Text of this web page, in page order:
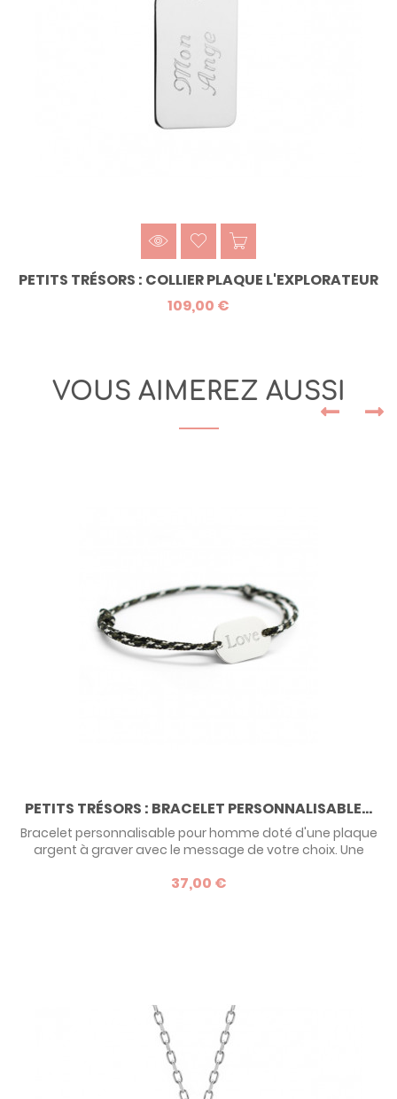
PETITS TRÉSORS : COLLIER PLAQUE L'EXPLORATEUR
109,00 €
VOUS AIMEREZ AUSSI
PETITS TRÉSORS : BRACELET PERSONNALISABLE...
Bracelet personnalisable pour homme doté d'une plaque
argent à graver avec le message de votre choix. Une
masculine du bracelet personnalisé. Un best of pour la Fête
37,00 €